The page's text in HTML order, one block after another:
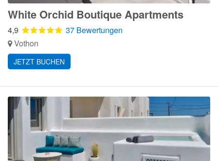
White Orchid Boutique Apartments
4,9
37 Bewertungen
Vothon
JETZT BUCHEN